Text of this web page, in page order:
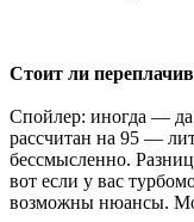
Стоит ли
Спойлер: иногда —
рассчитан на 95 —
бессмысленно.
вот если у вас
возможны нюансы.